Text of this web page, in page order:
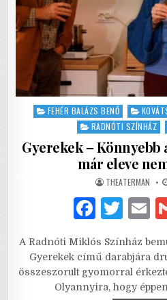
Posted
FEHÉR BALÁZS BENŐ
RADNÓTI SZÍNHÁZ
Gyerekek – Könnyebb
már eleve
AUTHOR:
THEATERMAN
F
c
e
T
it
te l
A Radnóti Miklós Színház
Gyerekek című darabjára
összeszorult gyomorral
Olyannyira, hogy